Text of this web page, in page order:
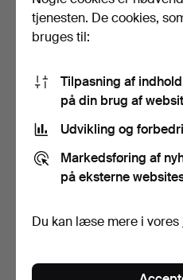
OG HÅNDVÆRK.
Opnåede hammerslag 17 apr
2026
ARTS & CRAFTS
tjenesten. De cookies,
bruges til:
Tilpasning af
på din brug af
Udvikling og
Markedsføring af
på eksterne
Du kan læse mere i vores